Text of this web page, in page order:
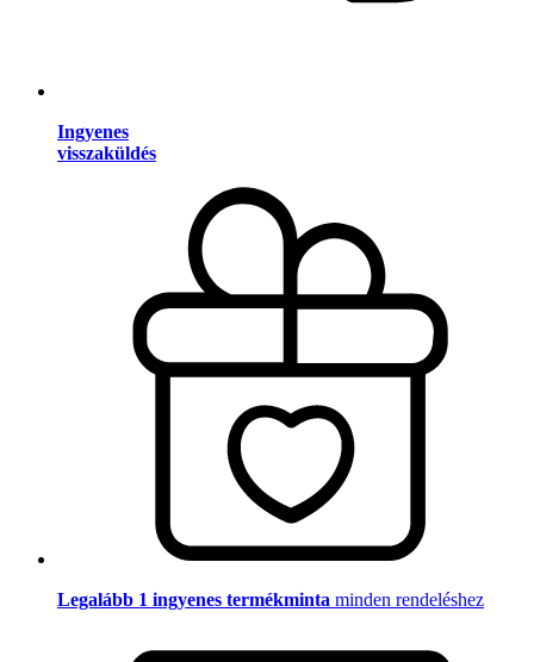
Ingyenes
visszaküldés
Legalább 1 ingyenes termékminta minden rendeléshez